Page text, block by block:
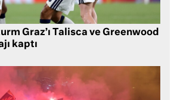
Graz’ı Talisca ve Greenwood
kaptı